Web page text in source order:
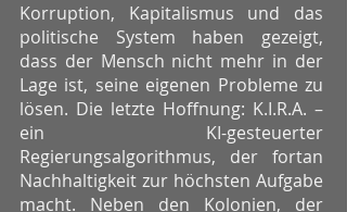
Korruption, Kapitalismus und das
politische System haben gezeigt,
dass der Mensch nicht mehr in der
Lage ist, seine eigenen Probleme zu
lösen. Die letzte Hoffnung: K.I.R.A. –
ein KI-gesteuerter
Regierungsalgorithmus, der fortan
Nachhaltigkeit zur höchsten Aufgabe
macht. Neben den Kolonien, der